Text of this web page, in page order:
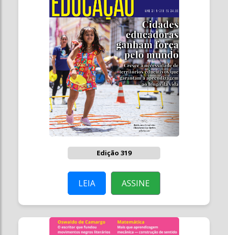
Edição 319
LEIA ASSINE